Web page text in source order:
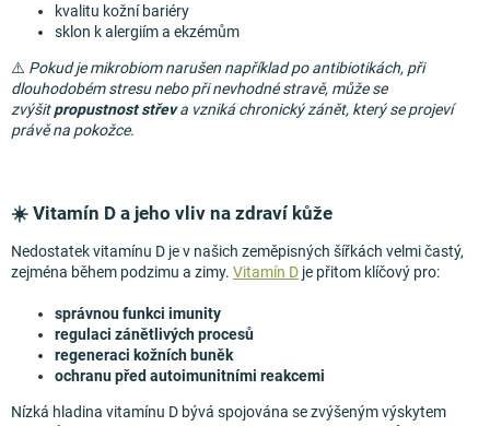
kvalitu kožní bariéry
sklon k alergiím a ekzémům
⚠️ Pokud je mikrobiom narušen například po antibiotikách, při
dlouhodobém stresu nebo při nevhodné stravě, může se
zvýšitpropustnost střeva vzniká chronický zánět, který se projeví
právě na pokožce.
☀️ Vitamín D a jeho vliv na zdraví kůže
Nedostatek vitamínu D je v našich zeměpisných šířkách velmi častý,
zejména během podzimu a zimy. Vitamín D je přitom klíčový pro:
správnou funkci imunity
regulaci zánětlivých procesů
regeneraci kožních buněk
ochranu před autoimunitními reakcemi
Nízká hladina vitamínu D bývá spojována se zvýšeným výskytem